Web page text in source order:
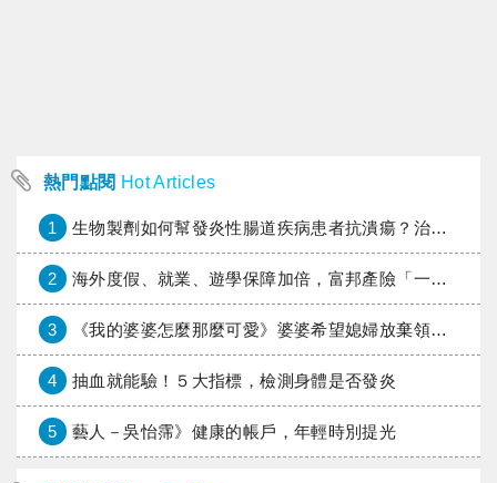
熱門點閱 Hot Articles
1 生物製劑如何幫發炎性腸道疾病患者抗潰瘍？治療進展與健保給付困境一次看
2 海外度假、就業、遊學保障加倍，富邦產險「一期逐夢」專案加碼遠距醫療與緊急救援
3 《我的婆婆怎麼那麼可愛》婆婆希望媳婦放棄領取已故兒子身故理賠金，可以這樣做嗎？
4 抽血就能驗！５大指標，檢測身體是否發炎
5 藝人－吳怡霈》健康的帳戶，年輕時別提光